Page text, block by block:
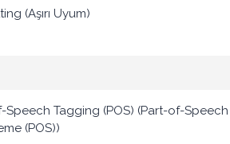
(Aşırı Uyum)
Speech Tagging (POS) (Part-of-Speech
(POS))